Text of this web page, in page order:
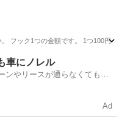
フック1つの金額です。 1つ100円、
車にノレル
ンやリースが通らなくてもク
Ad